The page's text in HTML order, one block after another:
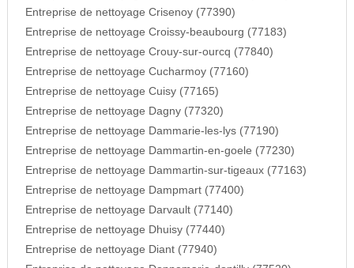
Entreprise de nettoyage Crisenoy (77390)
Entreprise de nettoyage Croissy-beaubourg (77183)
Entreprise de nettoyage Crouy-sur-ourcq (77840)
Entreprise de nettoyage Cucharmoy (77160)
Entreprise de nettoyage Cuisy (77165)
Entreprise de nettoyage Dagny (77320)
Entreprise de nettoyage Dammarie-les-lys (77190)
Entreprise de nettoyage Dammartin-en-goele (77230)
Entreprise de nettoyage Dammartin-sur-tigeaux (77163)
Entreprise de nettoyage Dampmart (77400)
Entreprise de nettoyage Darvault (77140)
Entreprise de nettoyage Dhuisy (77440)
Entreprise de nettoyage Diant (77940)